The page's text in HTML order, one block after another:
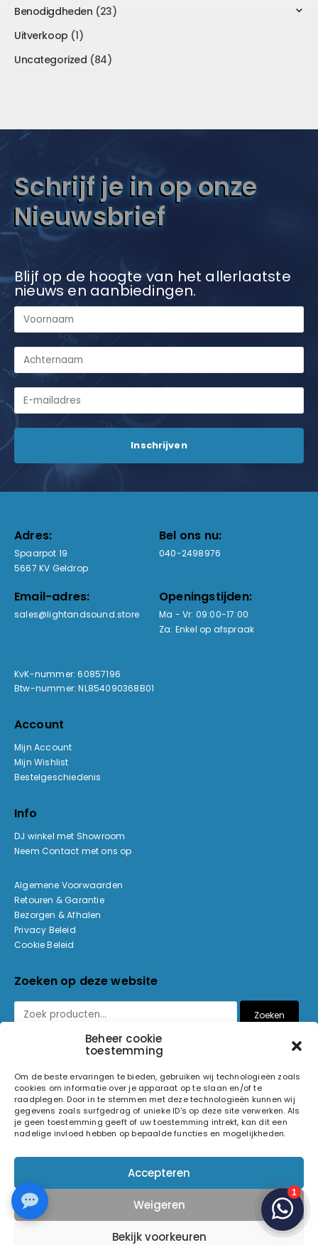
Beheer cookie
toestemming
Om de beste ervaringen te bieden, gebruiken wij technologieën zoals
cookies om informatie over je apparaat op te slaan en/of te
raadplegen. Door in te stemmen met deze technologieën kunnen wij
gegevens zoals surfgedrag of unieke ID's op deze site verwerken. Als
je geen toestemming geeft of uw toestemming intrekt, kan dit een
nadelige invloed hebben op bepaalde functies en mogelijkheden.
Accepteren
Weigeren
Bekijk voorkeuren
Benodigdheden (23)
Uitverkoop (1)
Uncategorized (84)
Schrijf je in op onze
Nieuwsbrief
Blijf op de hoogte van het allerlaatste
nieuws en aanbiedingen.
Adres:
Spaarpot 19
5667 KV Geldrop
Bel ons nu:
040-2498976
Email-adres:
sales@lightandsound.store
Openingstijden:
Ma - Vr: 09:00-17:00
Za: Enkel op afspraak
KvK-nummer: 60857196
Btw-nummer: NL854090368B01
Account
Mijn Account
Mijn Wishlist
Bestelgeschiedenis
Info
DJ winkel met Showroom
Neem Contact met ons op
Algemene Voorwaarden
Retouren & Garantie
Bezorgen & Afhalen
Privacy Beleid
Cookie Beleid
Zoeken op deze website
Zoeken
© 2026 Light and Sound Factory. Alle rechten voorbehouden.
Volg ons op